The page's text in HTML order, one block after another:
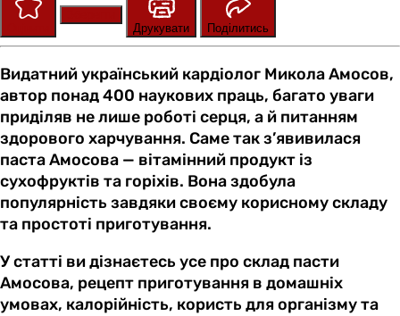
Друкувати
Поділитись
Видатний український кардіолог Микола Амосов,
автор понад 400 наукових праць, багато уваги
приділяв не лише роботі серця, а й питанням
здорового харчування. Саме так з’явивилася
паста Амосова — вітамінний продукт із
сухофруктів та горіхів. Вона здобула
популярність завдяки своєму корисному складу
та простоті приготування.
У статті ви дізнаєтесь усе про склад пасти
Амосова, рецепт приготування в домашніх
умовах, калорійність, користь для організму та